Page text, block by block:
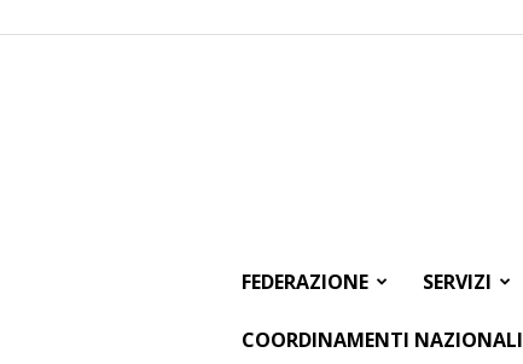
FEDERAZIONE SERVIZI
COORDINAMENTI NAZIONALI